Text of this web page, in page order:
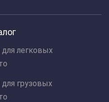
легковых
грузовых